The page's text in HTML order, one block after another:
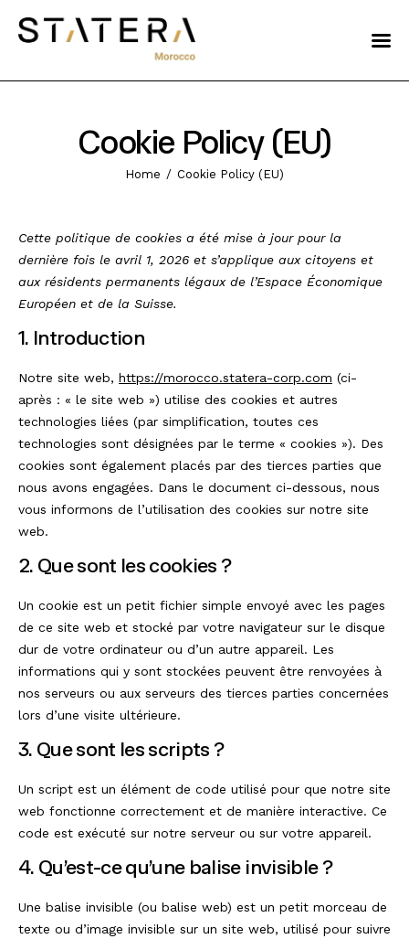
Cookie Policy (EU)
Home Cookie Policy (EU)
Nearshore
Le Groupe
LinkedIn
Instagram
Cette politique de cookies a été mise à jour pour la
dernière fois le avril 1, 2026 et s’applique aux citoyens et
aux résidents permanents légaux de l’Espace Économique
Européen et de la Suisse.
1. Introduction
Notre site web, https://morocco.statera-corp.com (ci-
après : « le site web ») utilise des cookies et autres
technologies liées (par simplification, toutes ces
technologies sont désignées par le terme « cookies »). Des
cookies sont également placés par des tierces parties que
nous avons engagées. Dans le document ci-dessous, nous
vous informons de l’utilisation des cookies sur notre site
web.
2. Que sont les cookies ?
Un cookie est un petit fichier simple envoyé avec les pages
de ce site web et stocké par votre navigateur sur le disque
dur de votre ordinateur ou d’un autre appareil. Les
informations qui y sont stockées peuvent être renvoyées à
nos serveurs ou aux serveurs des tierces parties concernées
lors d’une visite ultérieure.
3. Que sont les scripts ?
Un script est un élément de code utilisé pour que notre site
web fonctionne correctement et de manière interactive. Ce
code est exécuté sur notre serveur ou sur votre appareil.
4. Qu’est-ce qu’une balise invisible ?
Une balise invisible (ou balise web) est un petit morceau de
texte ou d’image invisible sur un site web, utilisé pour suivre